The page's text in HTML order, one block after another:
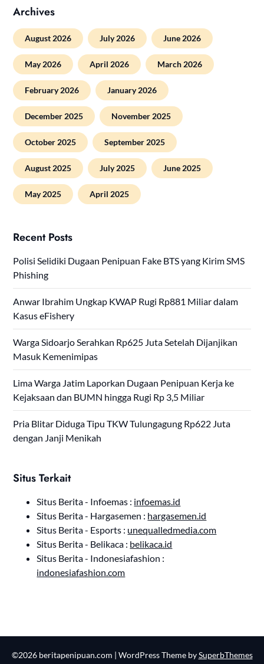
Archives
August 2026 July 2026 June 2026
May 2026 April 2026 March 2026
February 2026 January 2026
December 2025 November 2025
October 2025 September 2025
August 2025 July 2025 June 2025
May 2025 April 2025
Recent Posts
Polisi Selidiki Dugaan Penipuan Fake BTS yang Kirim SMS
Phishing
Anwar Ibrahim Ungkap KWAP Rugi Rp881 Miliar dalam
Kasus eFishery
Warga Sidoarjo Serahkan Rp625 Juta Setelah Dijanjikan
Masuk Kemenimipas
Lima Warga Jatim Laporkan Dugaan Penipuan Kerja ke
Kejaksaan dan BUMN hingga Rugi Rp 3,5 Miliar
Pria Blitar Diduga Tipu TKW Tulungagung Rp622 Juta
dengan Janji Menikah
Situs Terkait
Situs Berita - Infoemas : infoemas.id
Situs Berita - Hargasemen : hargasemen.id
Situs Berita - Esports : unequalledmedia.com
Situs Berita - Belikaca : belikaca.id
Situs Berita - Indonesiafashion :
indonesiafashion.com
©2026 beritapenipuan.com | WordPress Theme bySuperbThemes